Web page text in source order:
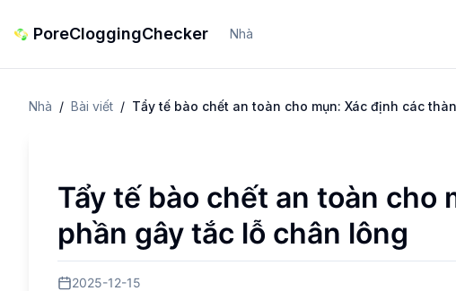
PoreCloggingChecker Nhà
Nhà / Bài viết / Tẩy tế bào chết an toàn cho mụn: Xác định các
Tẩy tế bào chết an toàn cho
phần gây tắc lỗ chân lông
2025-12-15